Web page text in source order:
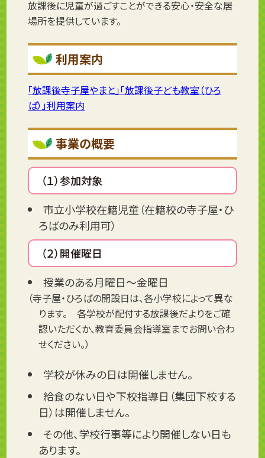
放課後に児童が過ごすことができる安心・安全な居
場所を提供しています。
利用案内
「放課後寺子屋やまと」「放課後子ども教室（ひろ
ば）」利用案内
事業の概要
（１）参加対象
市立小学校在籍児童（在籍校の寺子屋・ひ
ろばのみ利用可）
（２）開催曜日
授業のある月曜日～金曜日
（寺子屋・ひろばの開設日は、各小学校によって異な
ります。 各学校が配付する放課後だよりをご確
認いただくか、教育委員会指導室までお問い合わ
せください。）
学校が休みの日は開催しません。
給食のない日や下校指導日（集団下校する
日）は開催しません。
その他、学校行事等により開催しない日も
あります。